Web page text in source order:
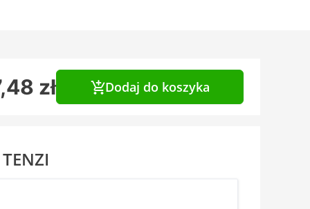
zł Dodaj do koszyka